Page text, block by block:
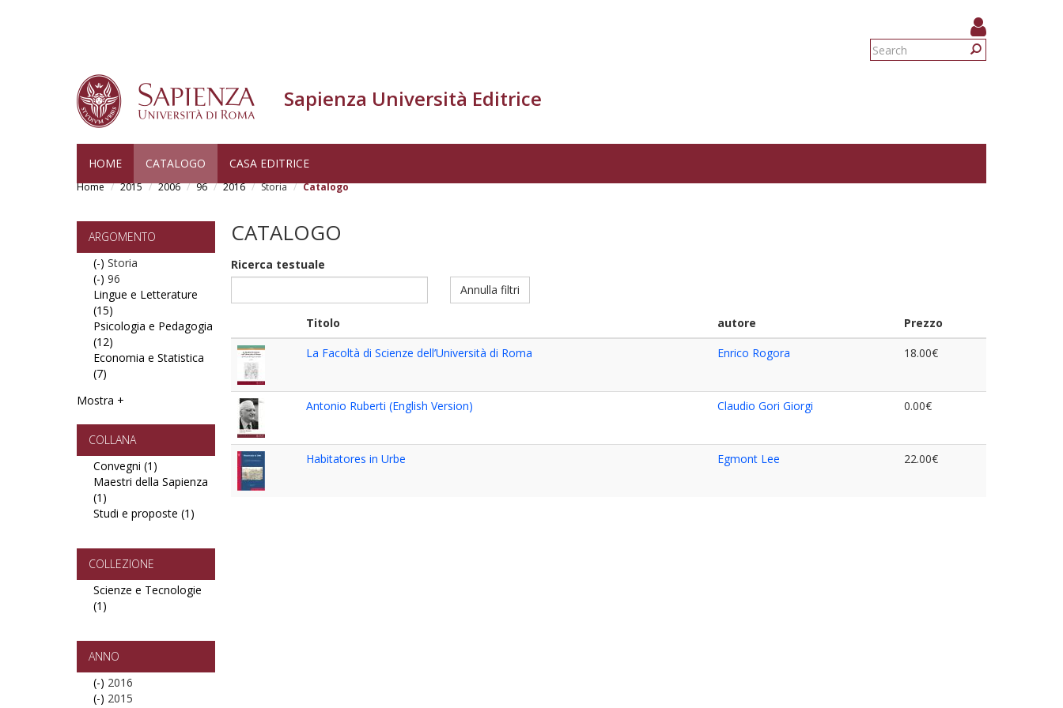
Search
Sapienza Università Editrice
HOME CATALOGO CASA EDITRICE
Home 2015 2006 96 2016 Storia Catalogo
ARGOMENTO
(-) Remove
Storia
filter
Storia
(-) Remove
96
filter
96
Lingue e Letterature
(15)
Lingue
Letterature
Psicologia e Pedagogia
(12)
Psicologia
filter
Economia e Statistica
(7)
e
Statistica
filter
Mostra +
COLLANA
Convegni (1)
Convegni
Maestri della Sapienza
(1)
Maestri
Sapienza
filter
Studi e proposte (1)
e
filter
COLLEZIONE
Scienze e Tecnologie
(1)
e
Tecnologie
filter
ANNO
(-) Remove
2016
2016
(-) Remove
2015
CATALOGO
Ricerca testuale
Annulla filtri
Titolo autore
Prezzo
La Facoltà di Scienze dell’Università di Roma
Enrico Rogora 18.00€
Antonio Ruberti (English Version) Claudio Gori Giorgi 0.00€
Habitatores in Urbe Egmont Lee 22.00€